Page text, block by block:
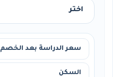
سعر الدراسة بعد الخصم
السكن